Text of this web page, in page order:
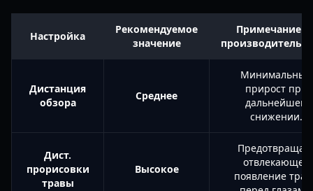
Настройка
Рекомендуемое
значение
Примечание
Дистанция
обзора
Среднее
Минимальный
прирост при
дальнейшем
снижении.
Дист.
прорисовки
травы
Высокое
отвлекающее
появление